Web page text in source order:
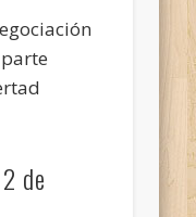
de